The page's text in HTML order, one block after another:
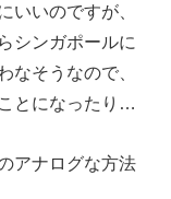
いいのですが、
シンガポールに
なそうなので、
とになったり…
アナログな方法